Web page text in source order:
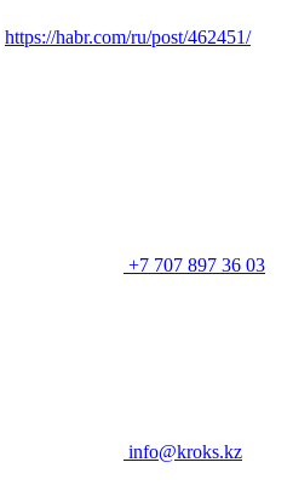
https://habr.com/ru/post/462451/
+7 707 897 36 03
info@kroks.kz